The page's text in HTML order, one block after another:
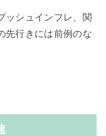
ッシュインフレ、関
先行きには前例のな